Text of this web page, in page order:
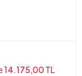
14.175,00 TL